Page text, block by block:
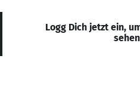
Logg Dich jetzt ein,